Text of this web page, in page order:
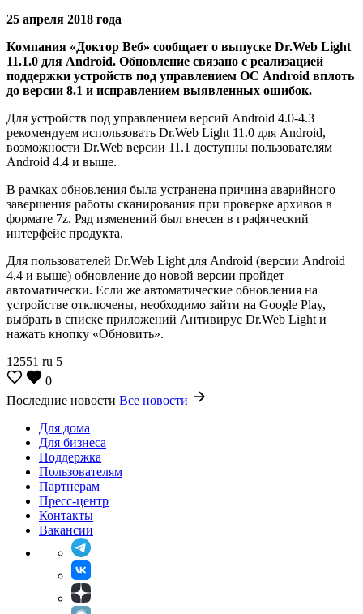
25 апреля 2018 года
Компания «Доктор Веб» сообщает о выпуске Dr.Web Light
11.1.0 для Android. Обновление связано с реализацией
поддержки устройств под управлением ОС Android вплоть
до версии 8.1 и исправлением выявленных ошибок.
Для устройств под управлением версий Android 4.0-4.3
рекомендуем использовать Dr.Web Light 11.0 для Android,
возможности Dr.Web версии 11.1 доступны пользователям
Android 4.4 и выше.
В рамках обновления была устранена причина аварийного
завершения работы сканирования при проверке архивов в
формате 7z. Ряд изменений был внесен в графический
интерфейс продукта.
Для пользователей Dr.Web Light для Android (версии Android
4.4 и выше) обновление до новой версии пройдет
автоматически. Если же автоматические обновления на
устройстве отключены, необходимо зайти на Google Play,
выбрать в списке приложений Антивирус Dr.Web Light и
нажать кнопку «Обновить».
12551 ru 5
0
Последние новости Все новости
Для дома
Для бизнеса
Поддержка
Пользователям
Партнерам
Пресс-центр
Контакты
Вакансии